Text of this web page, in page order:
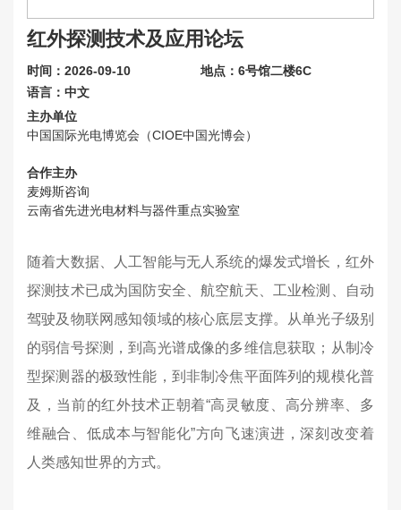
联系我们
关于展会
红外探测技术及应用论坛
时间：2026-09-10
地点：6号馆二楼6C
语言：中文
主办单位
中国国际光电博览会（CIOE中国光博会）
合作主办
麦姆斯咨询
云南省先进光电材料与器件重点实验室
随着大数据、人工智能与无人系统的爆发式增长，红外
探测技术已成为国防安全、航空航天、工业检测、自动
驾驶及物联网感知领域的核心底层支撑。从单光子级别
的弱信号探测，到高光谱成像的多维信息获取；从制冷
型探测器的极致性能，到非制冷焦平面阵列的规模化普
及，当前的红外技术正朝着“高灵敏度、高分辨率、多
维融合、低成本与智能化”方向飞速演进，深刻改变着
人类感知世界的方式。